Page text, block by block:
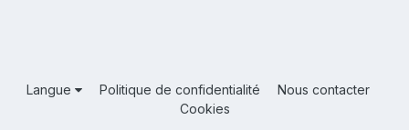
Langue Politique de confidentialité
Nous contacter
Cookies